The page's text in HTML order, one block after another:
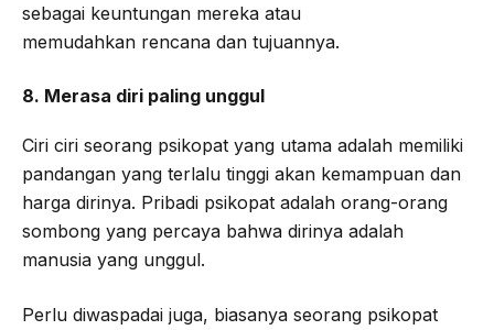
sebagai keuntungan mereka atau
memudahkan rencana dan tujuannya.
8. Merasa diri paling unggul
Ciri ciri seorang psikopat yang utama adalah memiliki
pandangan yang terlalu tinggi akan kemampuan dan
harga dirinya. Pribadi psikopat adalah orang-orang
sombong yang percaya bahwa dirinya adalah
manusia yang unggul.
Perlu diwaspadai juga, biasanya seorang psikopat